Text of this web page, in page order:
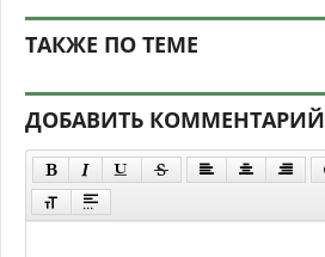
ТАКЖЕ ПО ТЕМЕ
ДОБАВИТЬ КОММЕНТАРИЙ